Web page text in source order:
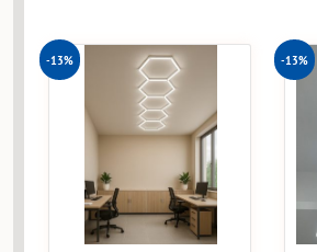
-13% -13%